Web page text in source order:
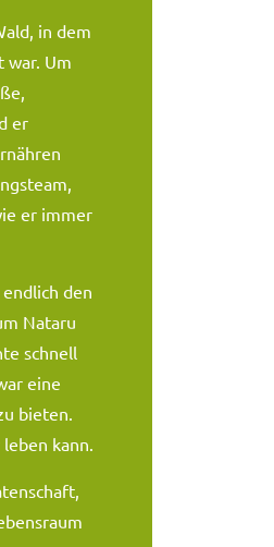
in dem
war. Um
er
er immer
den
Nataru
schnell
eine
bieten.
kann.